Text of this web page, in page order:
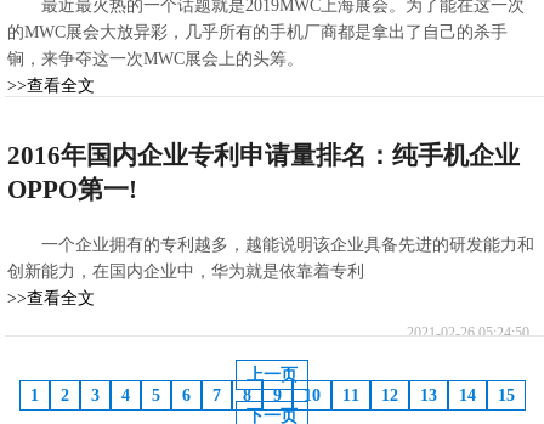
最近最火热的一个话题就是2019MWC上海展会。为了能在这一次
的MWC展会大放异彩，几乎所有的手机厂商都是拿出了自己的杀手
锏，来争夺这一次MWC展会上的头筹。
>>查看全文
2016年国内企业专利申请量排名：纯手机企业
OPPO第一!
一个企业拥有的专利越多，越能说明该企业具备先进的研发能力和
创新能力，在国内企业中，华为就是依靠着专利
>>查看全文
2021-02-26 05:24:50
上一页
1
2 3 4 5 6 7 8 9 10 11 12 13 14
15
下一页